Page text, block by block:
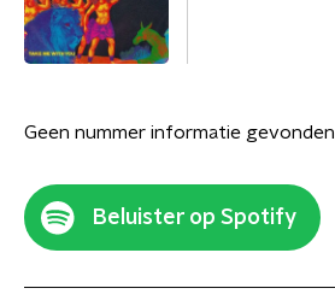
Geen nummer informatie gevonden
Beluister op Spotify